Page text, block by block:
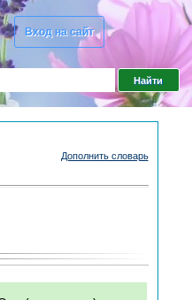
Вход на сайт
Дополнить словарь